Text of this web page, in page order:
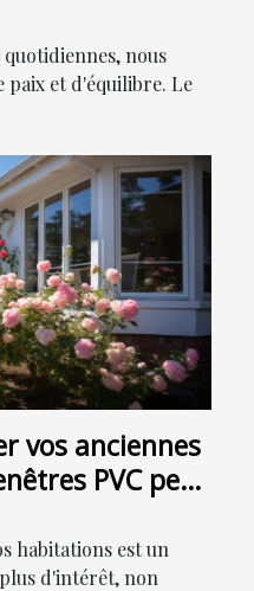
nous
paix et d'équilibre. Le
vos anciennes
PVC peut
de votre
habitations est un
d'intérêt, non